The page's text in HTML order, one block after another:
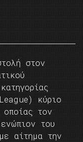
στον
κύριο
τον
του
αίτημα την